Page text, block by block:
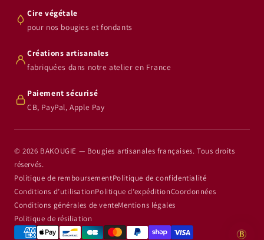
Cire végétale
pour nos bougies et fondants
Créations artisanales
fabriquées dans notre atelier en France
Paiement sécurisé
CB, PayPal, Apple Pay
© 2026 BAKOUGIE — Bougies artisanales françaises. Tous droits
réservés.
Politique de remboursementPolitique de confidentialité
Conditions d’utilisationPolitique d’expéditionCoordonnées
Conditions générales de venteMentions légales
Politique de résiliation